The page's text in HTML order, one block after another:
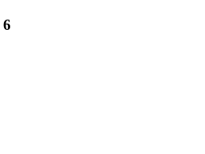
6